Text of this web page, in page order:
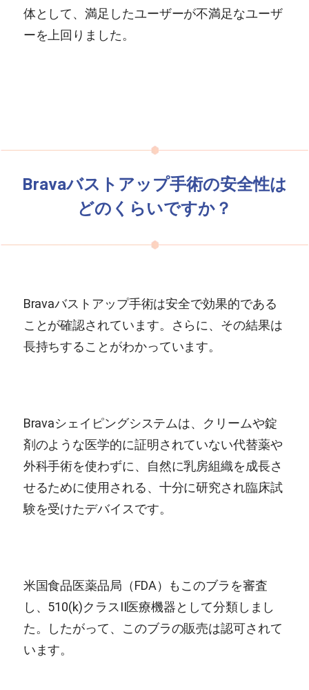
体として、満足したユーザーが不満足なユーザ
ーを上回りました。
Bravaバストアップ手術の安全性は
どのくらいですか？
Bravaバストアップ手術は安全で効果的である
ことが確認されています。さらに、その結果は
長持ちすることがわかっています。
Bravaシェイピングシステムは、クリームや錠
剤のような医学的に証明されていない代替薬や
外科手術を使わずに、自然に乳房組織を成長さ
せるために使用される、十分に研究され臨床試
験を受けたデバイスです。
米国食品医薬品局（FDA）もこのブラを審査
し、510(k)クラスII医療機器として分類しまし
た。したがって、このブラの販売は認可されて
います。